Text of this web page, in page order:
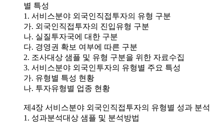
별 특성
1. 서비스분야 외국인직접투자의 유형 구분
가. 외국인직접투자의 진입유형 구분
나. 실질투자국에 대한 구분
다. 경영권 확보 여부에 따른 구분
2. 조사대상 샘플 및 유형 구분을 위한 자료수집
3. 서비스분야 외국인투자의 유형별 주요 특성
가. 유형별 특성 현황
나. 투자유형별 업종 현황
제4장 서비스분야 외국인직접투자의 유형별 성과 분석
1. 성과분석대상 샘플 및 분석방법